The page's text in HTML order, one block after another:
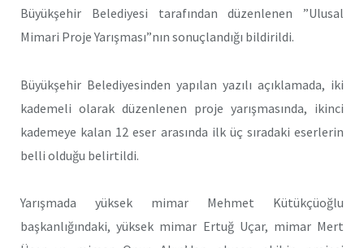
Büyükşehir Belediyesi tarafından düzenlenen ”Ulusal
Mimari Proje Yarışması”nın sonuçlandığı bildirildi.
Büyükşehir Belediyesinden yapılan yazılı açıklamada, iki
kademeli olarak düzenlenen proje yarışmasında, ikinci
kademeye kalan 12 eser arasında ilk üç sıradaki eserlerin
belli olduğu belirtildi.
Yarışmada yüksek mimar Mehmet Kütükçüoğlu
başkanlığındaki, yüksek mimar Ertuğ Uçar, mimar Mert